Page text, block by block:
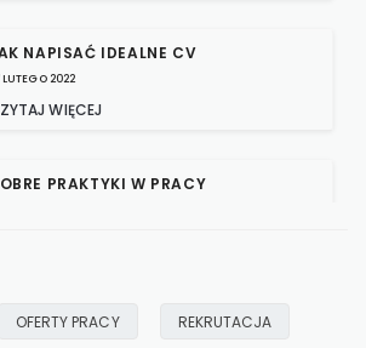
NAPISAĆ IDEALNE CV
LUTEGO 2022
WIĘCEJ
PRAKTYKI W PRACY
KROKÓW, ABY ZNALEŹĆ PRACĘ
OFERTY PRACY REKRUTACJA